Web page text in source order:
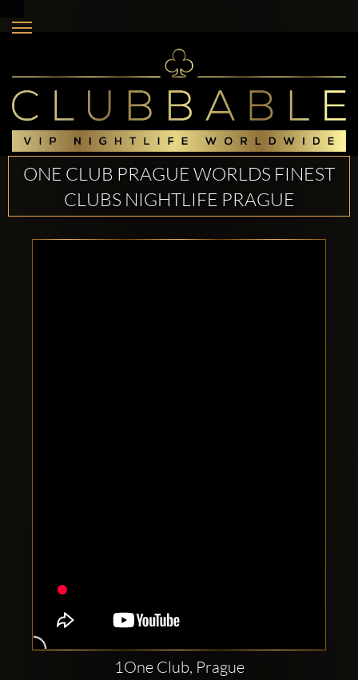
ONE CLUB PRAGUE WORLDS FINEST
CLUBS NIGHTLIFE PRAGUE
1One Club, Prague